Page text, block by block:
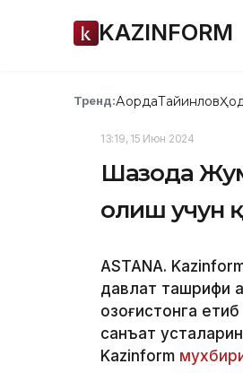
KAZINFORM
Тренд:АқордаТайинлов
13:19, 15 Июн 2024
Шаҳзода
олиш учун
ASTANA.
давлат ташрифи
Қозоғистонга
санъат
Kazinform